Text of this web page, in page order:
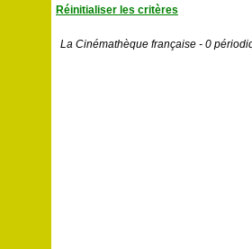
Réinitialiser les critères
La Cinémathèque française - 0